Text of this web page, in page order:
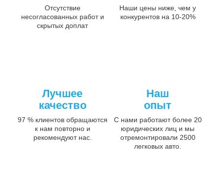
Отсутствие
несогласованных работ и
скрытых доплат
Наши цены ниже, чем у
конкурентов на 10-20%
Лучшее
качество
97 % клиентов обращаются
к нам повторно и
рекомендуют нас.
Наш
опыт
С нами работают более 20
юридических лиц и мы
отремонтировали 2500
легковых авто.